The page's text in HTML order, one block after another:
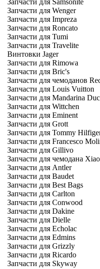
Запчасти для Samsonite
Запчасти для Wenger
Запчасти для Impreza
Запчасти для Roncato
Запчасти для Tumi
Запчасти для Travelite
Винтовки Jager
Запчасти для Rimowa
Запчасти для Bric's
Запчасти для чемоданов
Запчасти для Louis Vuitton
Запчасти для Mandarina
Запчасти для Wittchen
Запчасти для Eminent
Запчасти для Grott
Запчасти для Tommy
Запчасти для Francesco
Запчасти для Gillivo
Запчасти для чемодана
Запчасти для Antler
Запчасти для Baudet
Запчасти для Best Bags
Запчасти для Carlton
Запчасти для Conwood
Запчасти для Dakine
Запчасти для Dielle
Запчасти для Echolac
Запчасти для Edmins
Запчасти для Grizzly
Запчасти для Ricardo
Запчасти для Skyway